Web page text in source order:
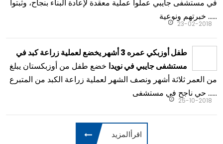
في مستشفى جايبي عملوا عملية معقدة لإعادة البناء بنجاح، وثبتوا
خبرتهم ونوعية ......
23-02-2018
طفل أوزبكي عمره 3 أشهر يخضع لعملية زراعة كبد في
مستشفى جايبي في نويدا خضع طفل من أوزبكستان يبلغ
من العمر ثلاثة أشهر ونصف الشهر لعملية زراعة الكبد من المتبرع
حي ناجح في مستشفى ......
25-10-2018
اقرأالمزيد